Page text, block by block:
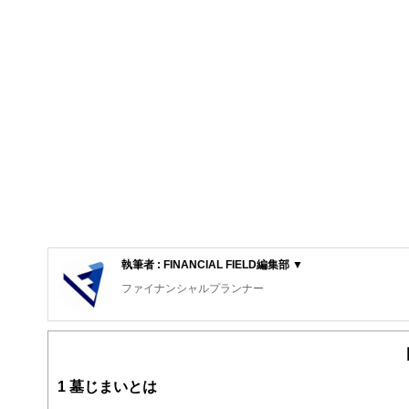
執筆者 : FINANCIAL FIELD編集部 ▼
ファイナンシャルプランナー
FinancialField編集部は、金融、経済に関する記事を、日
案から記事掲載まですべての工程に関わることで、読者
1 墓じまいとは